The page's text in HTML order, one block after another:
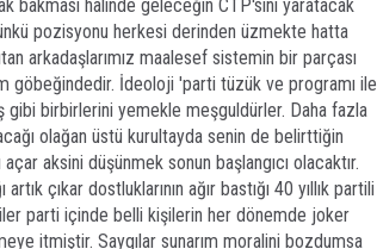
bakması halinde geleceğin CTP'sini yaratacak
pozisyonu herkesi derinden üzmekte hatta
arkadaşlarımız maalesef sistemin bir parçası
göbeğindedir. İdeoloji 'parti tüzük ve programı ile
gibi birbirlerini yemekle meşguldürler. Daha fazla
olağan üstü kurultayda senin de belirttiğin
aksini düşünmek sonun başlangıcı olacaktır.
çıkar dostluklarının ağır bastığı 40 yıllık partili
parti içinde belli kişilerin her dönemde joker
itmiştir. Saygılar sunarım moralini bozdumsa